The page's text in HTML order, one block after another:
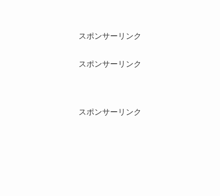
スポンサーリンク
スポンサーリンク
スポンサーリンク